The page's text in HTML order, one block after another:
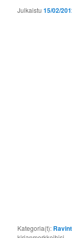
Julkaistu15/02/
Kategoria(t):